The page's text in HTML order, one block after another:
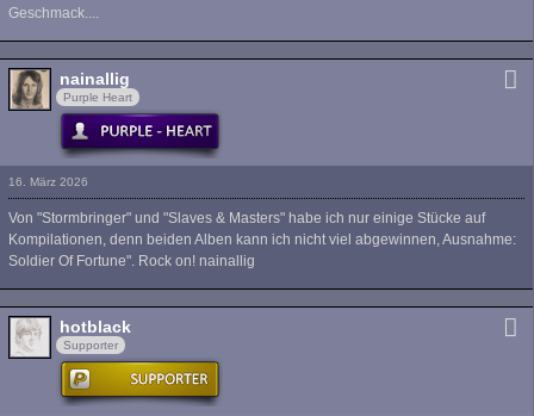
Geschmack....
nainallig
Purple Heart
16. März 2026
Von "Stormbringer" und "Slaves & Masters" habe ich nur einige Stücke auf
Kompilationen, denn beiden Alben kann ich nicht viel abgewinnen, Ausnahme:
Soldier Of Fortune". Rock on! nainallig
hotblack
Supporter